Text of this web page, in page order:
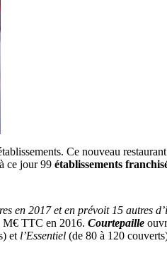
Ce nouveau
ce jour 99 établissements
en 2017 et en prévoit 15 autres
M€ TTC en 2016. Courtepaille
et l’Essentiel (de 80 à 120